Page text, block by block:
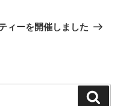
ィーを開催しました